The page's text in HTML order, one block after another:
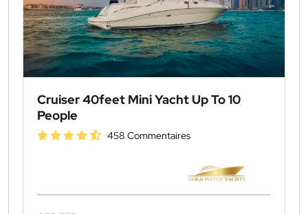
Cruiser 40feet Mini Yacht Up To 10
People
458 Commentaires